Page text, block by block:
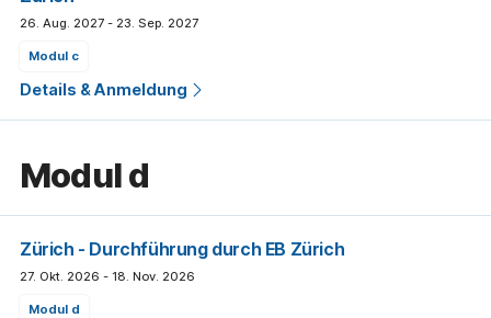
26. Aug. 2027 - 23. Sep. 2027
modul c
Details & Anmeldung
modul d
Zürich - Durchführung durch EB Zürich
27. Okt. 2026 - 18. Nov. 2026
modul d